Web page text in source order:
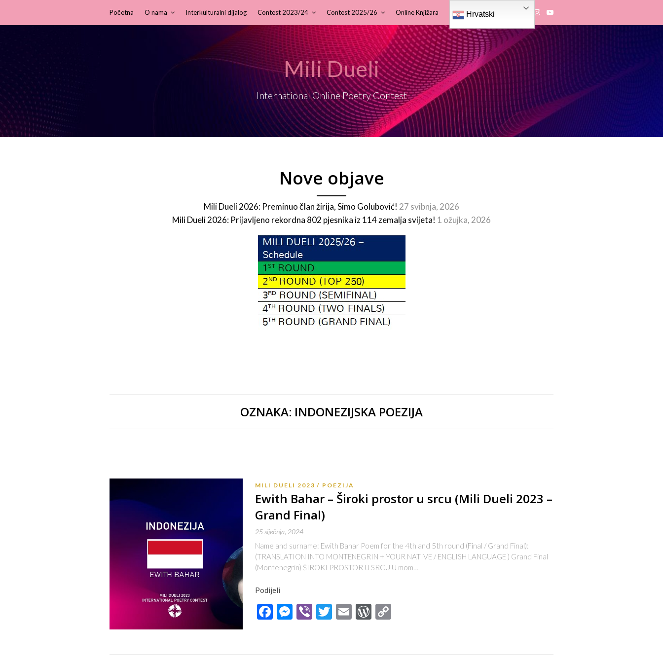
Početna O nama Interkulturalni dijalog Contest 2023/24 Contest 2025/26 Online Knjižara Hrvatski
Mili Dueli
International Online Poetry Contest
Nove objave
Mili Dueli 2026: Preminuo član žirija, Simo Golubović! 27 svibnja, 2026
Mili Dueli 2026: Prijavljeno rekordna 802 pjesnika iz 114 zemalja svijeta! 1 ožujka, 2026
OZNAKA: INDONEZIJSKA POEZIJA
MILI DUELI 2023 POEZIJA
Ewith Bahar – Široki prostor u srcu (Mili Dueli 2023 –
Grand Final)
25 siječnja, 2024
Name and surname: Ewith Bahar Poem for the 4th and 5th round (Final / Grand Final):
(TRANSLATION INTO MONTENEGRIN + YOUR NATIVE / ENGLISH LANGUAGE ) Grand Final
(Montenegrin) ŠIROKI PROSTOR U SRCU U mom…
Podijeli
Facebook
Messenger
ViberTwitter
EmailWordPress